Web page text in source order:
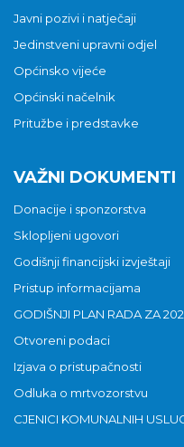
Javni pozivi i natječaji
Jedinstveni upravni odjel
Općinsko vijeće
Općinski načelnik
Pritužbe i predstavke
VAŽNI DOKUMENTI
Donacije i sponzorstva
Sklopljeni ugovori
Godišnji financijski izvještaji
Pristup informacijama
GODIŠNJI PLAN RADA ZA
Otvoreni podaci
Izjava o pristupačnosti
Odluka o mrtvozorstvu
CJENICI KOMUNALNIH